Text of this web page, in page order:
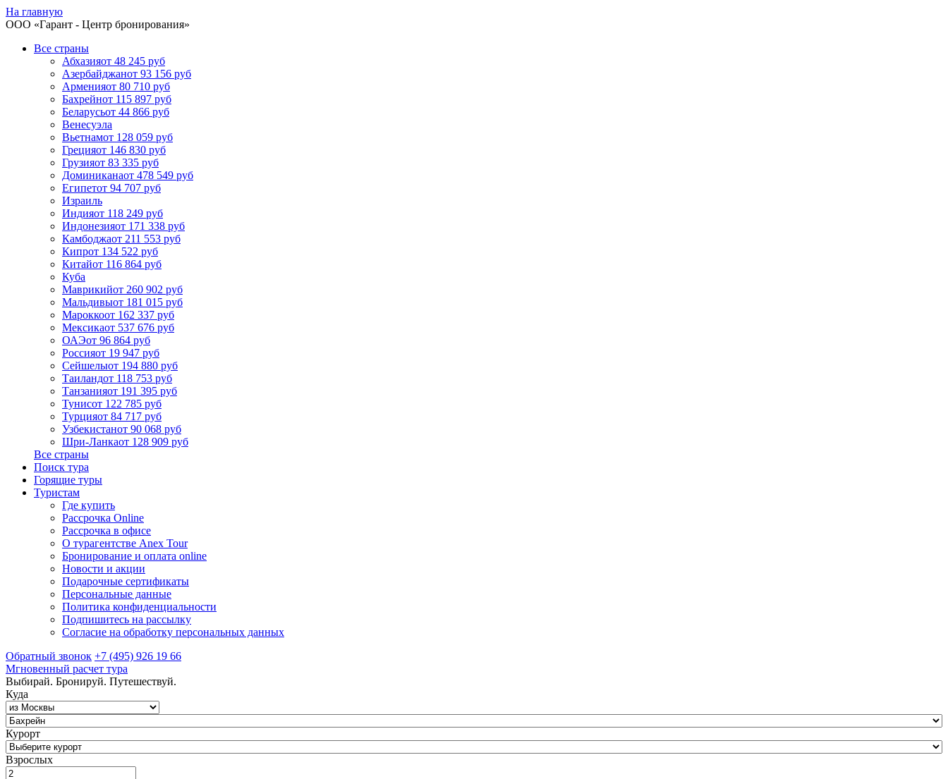
На главную
ООО «Гарант - Центр бронирования»
Все страны
Абхазияот 48 245 руб
Азербайджанот 93 156 руб
Арменияот 80 710 руб
Бахрейнот 115 897 руб
Беларусьот 44 866 руб
Венесуэла
Вьетнамот 128 059 руб
Грецияот 146 830 руб
Грузияот 83 335 руб
Доминиканаот 478 549 руб
Египетот 94 707 руб
Израиль
Индияот 118 249 руб
Индонезияот 171 338 руб
Камбоджаот 211 553 руб
Кипрот 134 522 руб
Китайот 116 864 руб
Куба
Маврикийот 260 902 руб
Мальдивыот 181 015 руб
Мароккоот 162 337 руб
Мексикаот 537 676 руб
ОАЭот 96 864 руб
Россияот 19 947 руб
Сейшелыот 194 880 руб
Таиландот 118 753 руб
Танзанияот 191 395 руб
Тунисот 122 785 руб
Турцияот 84 717 руб
Узбекистанот 90 068 руб
Шри-Ланкаот 128 909 руб
Все страны
Поиск тура
Горящие туры
Туристам
Где купить
Рассрочка Online
Рассрочка в офисе
О турагентстве Anex Tour
Бронирование и оплата online
Новости и акции
Подарочные сертификаты
Персональные данные
Политика конфиденциальности
Подпишитесь на рассылку
Согласие на обработку персональных данных
Обратный звонок +7 (495) 926 19 66
Мгновенный расчет тура
Выбирай. Бронируй. Путешествуй.
Куда
Курорт
Взрослых